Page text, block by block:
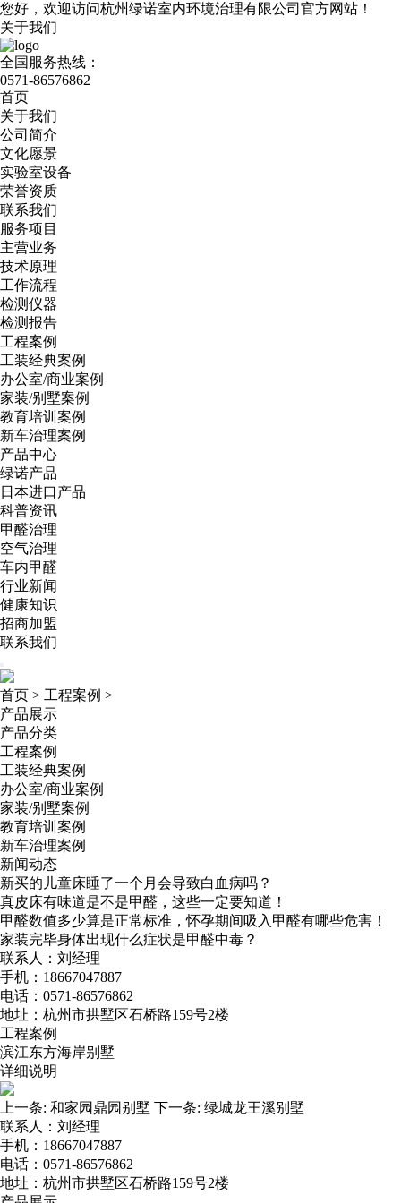
您好，欢迎访问杭州绿诺室内环境治理有限公司官方网站！
关于我们
全国服务热线：
0571-86576862
首页
关于我们
公司简介
文化愿景
实验室设备
荣誉资质
联系我们
服务项目
主营业务
技术原理
工作流程
检测仪器
检测报告
工程案例
工装经典案例
办公室/商业案例
家装/别墅案例
教育培训案例
新车治理案例
产品中心
绿诺产品
日本进口产品
科普资讯
甲醛治理
空气治理
车内甲醛
行业新闻
健康知识
招商加盟
联系我们
首页 > 工程案例 >
产品展示
产品分类
工程案例
工装经典案例
办公室/商业案例
家装/别墅案例
教育培训案例
新车治理案例
新闻动态
新买的儿童床睡了一个月会导致白血病吗？
真皮床有味道是不是甲醛，这些一定要知道！
甲醛数值多少算是正常标准，怀孕期间吸入甲醛有哪些危害！
家装完毕身体出现什么症状是甲醛中毒？
联系人：刘经理
手机：18667047887
电话：0571-86576862
地址：杭州市拱墅区石桥路159号2楼
工程案例
滨江东方海岸别墅
详细说明
上一条: 和家园鼎园别墅 下一条: 绿城龙王溪别墅
联系人：刘经理
手机：18667047887
电话：0571-86576862
地址：杭州市拱墅区石桥路159号2楼